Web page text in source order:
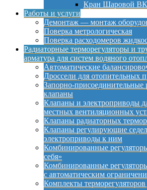
Кран Шаровой
Работы и услуги
Демонтаж — монтаж
Поверка метрологическая
Поверка расходомеров
Радиаторные терморегуляторы и
арматура для систем водяного
Автоматические
Дроссели для отопительных
Запорно-присоединительные
клапаны
Клапаны и электроприводы
местных вентиляционных
Клапаны радиаторных
Клапаны регулирующие
электроприводы к ним
Комбинированные
себя»
Комбинированные
с автоматическим
Комплекты терморегуляторов